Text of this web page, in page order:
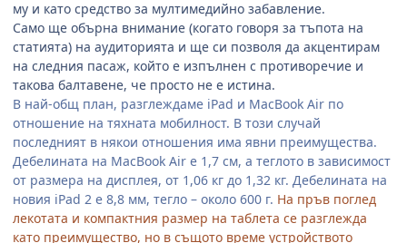
му и като средство за мултимедийно забавление.
Само ще обърна внимание (когато говоря за тъпота на
статията) на аудиторията и ще си позволя да акцентирам
на следния пасаж, който е изпълнен с противоречие и
такова балтавене, че просто не е истина.
В най-общ план, разглеждаме iPad и MacBook Air по
отношение на тяхната мобилност. В този случай
последният в някои отношения има явни преимущества.
Дебелината на MacBook Air е 1,7 см, а теглото в зависимост
от размера на дисплея, от 1,06 кг до 1,32 кг. Дебелината на
новия iPad 2 е 8,8 мм, тегло – около 600 г. На пръв поглед
лекотата и компактния размер на таблета се разглежда
като преимущество, но в същото време устройството